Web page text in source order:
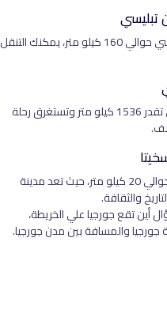
تقدر المسافة بين مدينة بورجومي عن تبليسي حوالي 160 كيلو متر، يمكنك التنقل
المسافة بين مدينة كازبيجي ومدينة تبليسي تقدر 1536 كيلو متر وتستغرق رحلة
تقدر المسافة بين مدينة تبليسي ومتسخيتا حوالي 20 كيلو متر، حيث تعد مدينة
والثقافة.
أين تقع جورجيا علي الخريطة،
والمسافة بين مدن جورجيا.